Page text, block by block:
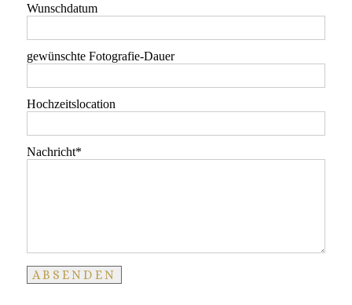
Wunschdatum
gewünschte Fotografie-Dauer
Hochzeitslocation
Nachricht